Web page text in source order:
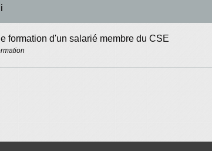
formation d'un salarié membre du CSE